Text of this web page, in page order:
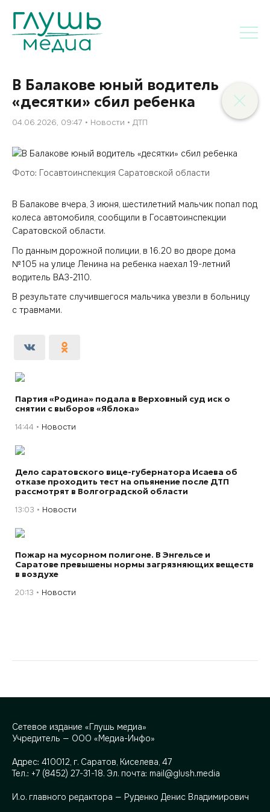
В Балакове юный водитель
«десятки» сбил ребенка
04.06.2026, 09:47 Новости ДТП
Фото: Госавтоинспекция Саратовской области
В Балакове вчера, 3 июня, шестилетний мальчик попал под
колеса автомобиля, сообщили в Госавтоинспекции
Саратовской области.
По данным дорожной полиции, в 16.20 во дворе дома
№ 105 на улице Ленина на ребенка наехал 19-летний
водитель ВАЗ-2110.
В результате случившегося мальчика увезли в больницу
с травмами.
Партия «Родина» подала в Верховный суд иск о
снятии с выборов «Яблока»
14:44 Новости
Дело саратовского вице-губернатора Исаева об
отказе проходить тест на опьянение после ДТП
рассмотрят в Волгоградской области
13:03 Новости
Пожар на мусорном полигоне. В Энгельсе и
Саратове превышены нормы загрязняющих веществ
в воздухе
20:13 Новости
Сетевое издание «Глушь медиа»
Учредитель — ООО «Медиа-Инфо»
Адрес: 410012, г. Саратов, Киселева, 47
Тел.: +7 (8452) 27-31-18. Эл. почта: mail@glush.media
И.о. главного редактора — Руденко Денис Владимирович